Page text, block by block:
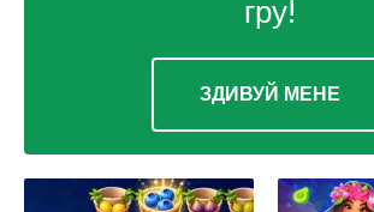
гру!
ЗДИВУЙ МЕНЕ